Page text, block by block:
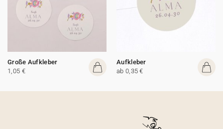
Große Aufkleber
1,05 €
Aufkleber
ab 0,35 €